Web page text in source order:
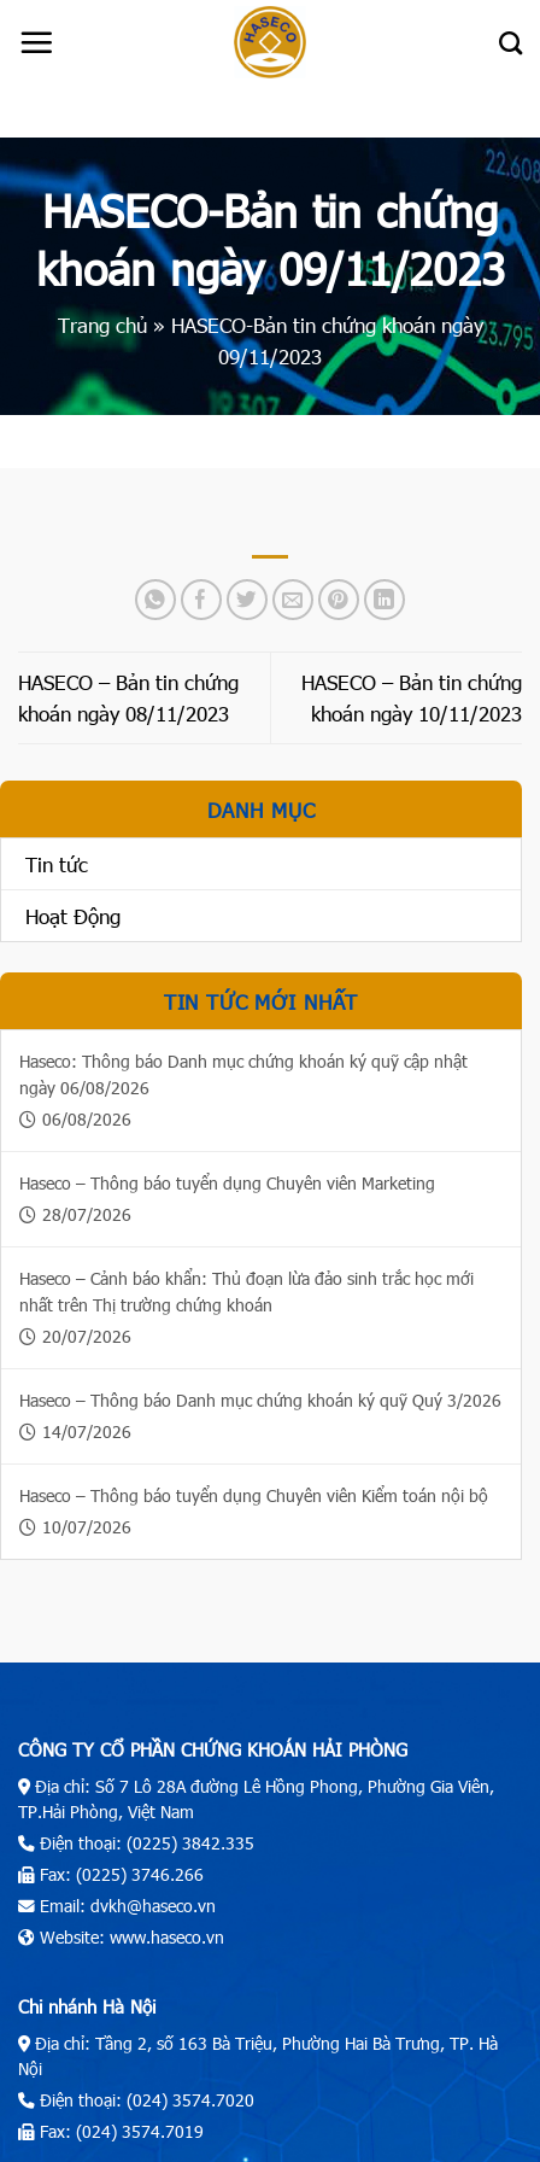
HASECO-Bản tin chứng
khoán ngày 09/11/2023
Trang chủ» HASECO-Bản tin chứng khoán ngày
09/11/2023
HASECO – Bản tin chứng
khoán ngày 08/11/2023
HASECO – Bản tin chứng
khoán ngày 10/11/2023
DANH MỤC
Tin tức
Hoạt Động
TIN TỨC MỚI NHẤT
Haseco: Thông báo Danh mục chứng khoán ký quỹ cập nhật
ngày 06/08/2026
06/08/2026
Haseco – Thông báo tuyển dụng Chuyên viên Marketing
28/07/2026
Haseco – Cảnh báo khẩn: Thủ đoạn lừa đảo sinh trắc học mới
nhất trên Thị trường chứng khoán
20/07/2026
Haseco – Thông báo Danh mục chứng khoán ký quỹ Quý 3/2026
14/07/2026
Haseco – Thông báo tuyển dụng Chuyên viên Kiểm toán nội bộ
10/07/2026
CÔNG TY CỔ PHẦN CHỨNG KHOÁN HẢI PHÒNG
Địa chỉ: Số 7 Lô 28A đường Lê Hồng Phong, Phường Gia Viên,
TP.Hải Phòng, Việt Nam
Điện thoại: (0225) 3842.335
Fax: (0225) 3746.266
Email: dvkh@haseco.vn
Website: www.haseco.vn
Chi nhánh Hà Nội
Địa chỉ: Tầng 2, số 163 Bà Triệu, Phường Hai Bà Trưng, TP. Hà
Nội
Điện thoại: (024) 3574.7020
Fax: (024) 3574.7019